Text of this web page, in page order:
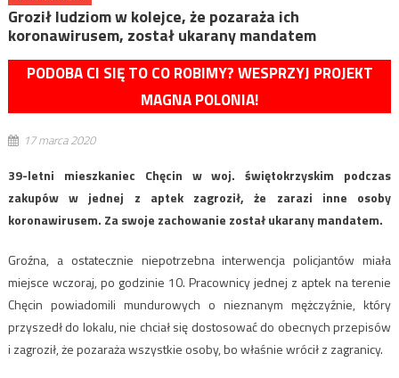
Groził ludziom w kolejce, że pozaraża ich
koronawirusem, został ukarany mandatem
PODOBA CI SIĘ TO CO ROBIMY? WESPRZYJ PROJEKT
MAGNA POLONIA!
17 marca 2020
39-letni mieszkaniec Chęcin w woj. świętokrzyskim podczas
zakupów w jednej z aptek zagroził, że zarazi inne osoby
koronawirusem. Za swoje zachowanie został ukarany mandatem.
Groźna, a ostatecznie niepotrzebna interwencja policjantów miała
miejsce wczoraj, po godzinie 10. Pracownicy jednej z aptek na terenie
Chęcin powiadomili mundurowych o nieznanym mężczyźnie, który
przyszedł do lokalu, nie chciał się dostosować do obecnych przepisów
i zagroził, że pozaraża wszystkie osoby, bo właśnie wrócił z zagranicy.